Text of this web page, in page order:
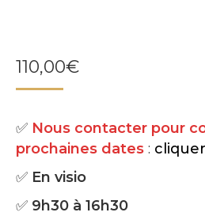
110,00€
✅ Nous contacter pour
prochaines dates :
✅ En visio
✅ 9h30 à 16h30